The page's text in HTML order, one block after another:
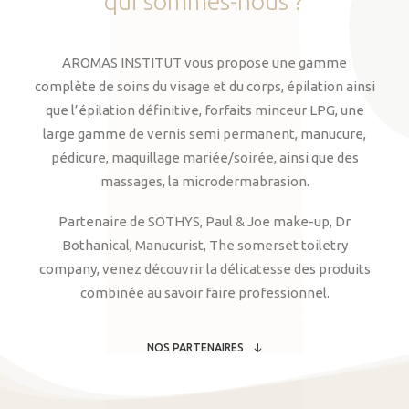
AROMAS INSTITUT vous propose une gamme
complète de soins du visage et du corps, épilation ainsi
que l’épilation définitive, forfaits minceur LPG, une
large gamme de vernis semi permanent, manucure,
pédicure, maquillage mariée/soirée, ainsi que des
massages, la microdermabrasion.
Partenaire de SOTHYS, Paul & Joe make-up, Dr
Bothanical, Manucurist, The somerset toiletry
company, venez découvrir la délicatesse des produits
combinée au savoir faire professionnel.
NOS PARTENAIRES